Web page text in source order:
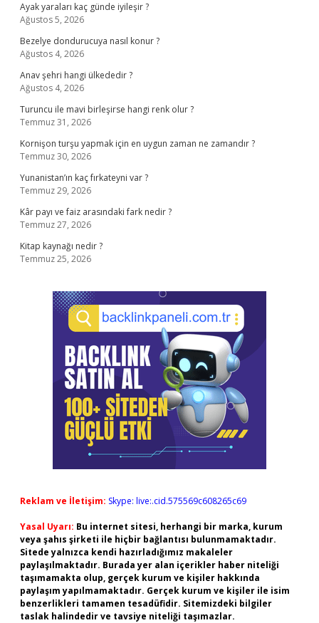
Ayak yaraları kaç günde iyileşir ?
Ağustos 5, 2026
Bezelye dondurucuya nasıl konur ?
Ağustos 4, 2026
Anav şehri hangi ülkededir ?
Ağustos 4, 2026
Turuncu ile mavi birleşirse hangi renk olur ?
Temmuz 31, 2026
Kornişon turşu yapmak için en uygun zaman ne zamandır ?
Temmuz 30, 2026
Yunanistan’ın kaç fırkateyni var ?
Temmuz 29, 2026
Kâr payı ve faiz arasındaki fark nedir ?
Temmuz 27, 2026
Kitap kaynağı nedir ?
Temmuz 25, 2026
Reklam ve İletişim: Skype: live:.cid.575569c608265c69
Yasal Uyarı: Bu internet sitesi, herhangi bir marka, kurum
veya şahıs şirketi ile hiçbir bağlantısı bulunmamaktadır.
Sitede yalnızca kendi hazırladığımız makaleler
paylaşılmaktadır. Burada yer alan içerikler haber niteliği
taşımamakta olup, gerçek kurum ve kişiler hakkında
paylaşım yapılmamaktadır. Gerçek kurum ve kişiler ile isim
benzerlikleri tamamen tesadüfidir. Sitemizdeki bilgiler
taslak halindedir ve tavsiye niteliği taşımazlar.